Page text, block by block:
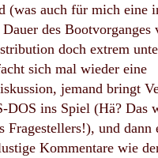
(was auch für mich eine
des Bootvorganges
doch extrem
sich mal wieder eine
jemand bringt
DOS ins Spiel (Hä? Das
Fragestellers!), und dann
Kommentare wie